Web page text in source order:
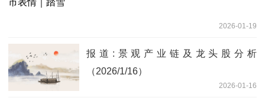
2026-01-19
报道:景观产业链及龙头股分析
（2026/1/16）
2026-01-16